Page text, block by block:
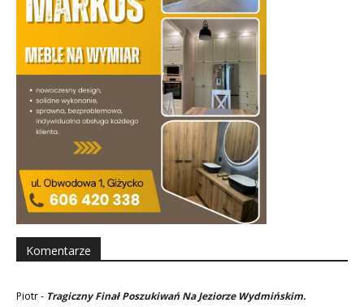
Komentarze
Piotr- Tragiczny Finał Poszukiwań Na Jeziorze Wydmińskim.